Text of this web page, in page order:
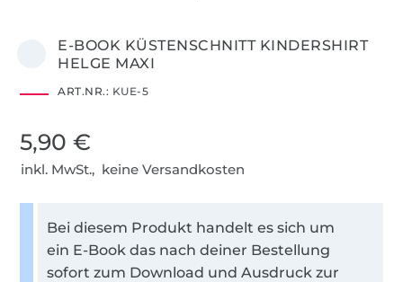
E-BOOK KÜSTENSCHNITT KINDERSHIRT
HELGE MAXI
ART.NR.: KUE-5
5,90 €
inkl. MwSt., keine Versandkosten
Bei diesem Produkt handelt es sich um
ein E-Book das nach deiner Bestellung
sofort zum Download und Ausdruck zur